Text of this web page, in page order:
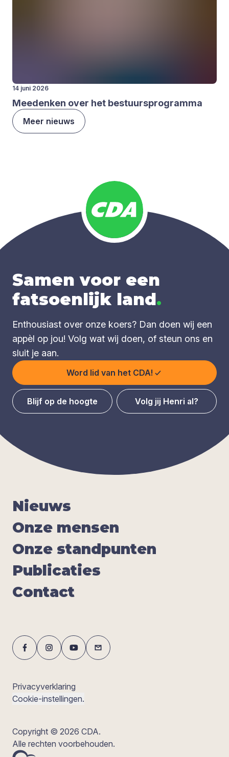
14 juni 2026
Mee­den­ken over het bestuurs­pro­gram­ma
Meer nieuws
Samen voor een
fatsoenlijk land.
Enthousiast over onze koers? Dan doen wij een
appèl op jou! Volg wat wij doen, of steun ons en
sluit je aan.
Word lid van het CDA!
Blijf op de hoogte Volg jij Henri al?
Nieuws
Onze men­sen
Onze stand­pun­ten
Publi­ca­ties
Con­tact
Privacyverklaring
Cookie-instellingen.
Copyright © 2026 CDA.
Alle rechten voorbehouden.